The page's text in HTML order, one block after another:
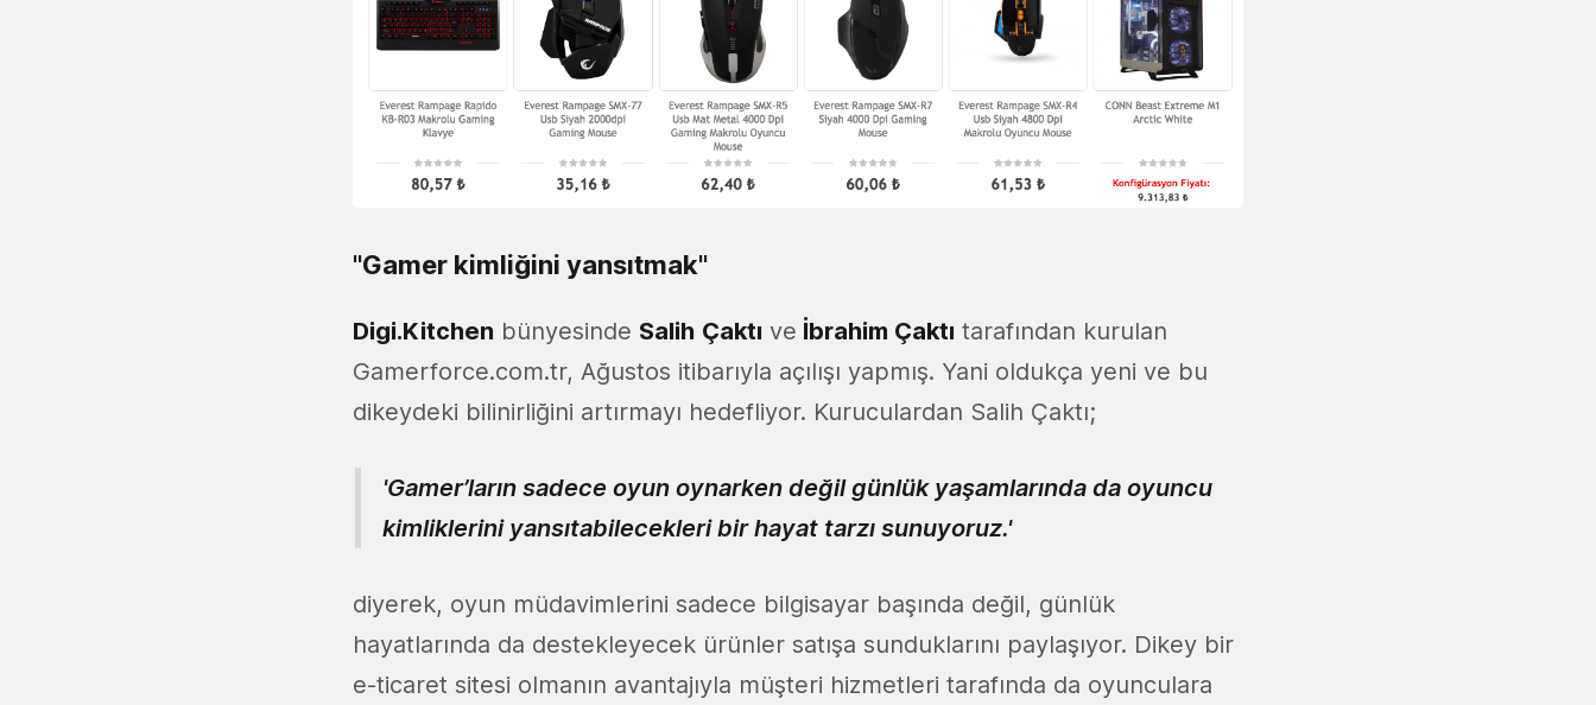
"Gamer kimliğini yansıtmak"
Digi.Kitchen bünyesinde Salih Çaktı ve İbrahim Çaktı tarafından kurulan
Gamerforce.com.tr, Ağustos itibarıyla açılışı yapmış. Yani oldukça yeni ve bu
dikeydeki bilinirliğini artırmayı hedefliyor. Kuruculardan Salih Çaktı;
'Gamer’ların sadece oyun oynarken değil günlük yaşamlarında da oyuncu
kimliklerini yansıtabilecekleri bir hayat tarzı sunuyoruz.'
diyerek, oyun müdavimlerini sadece bilgisayar başında değil, günlük
hayatlarında da destekleyecek ürünler satışa sunduklarını paylaşıyor. Dikey bir
e-ticaret sitesi olmanın avantajıyla müşteri hizmetleri tarafında da oyunculara